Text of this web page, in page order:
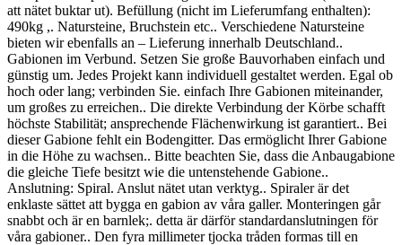
att nätet buktar ut). Befüllung (nicht im Lieferumfang enthalten):
490kg ,. Natursteine, Bruchstein etc.. Verschiedene Natursteine
bieten wir ebenfalls an – Lieferung innerhalb Deutschland..
Gabionen im Verbund. Setzen Sie große Bauvorhaben einfach und
günstig um. Jedes Projekt kann individuell gestaltet werden. Egal ob
hoch oder lang; verbinden Sie. einfach Ihre Gabionen miteinander,
um großes zu erreichen.. Die direkte Verbindung der Körbe schafft
höchste Stabilität; ansprechende Flächenwirkung ist garantiert.. Bei
dieser Gabione fehlt ein Bodengitter. Das ermöglicht Ihrer Gabione
in die Höhe zu wachsen.. Bitte beachten Sie, dass die Anbaugabione
die gleiche Tiefe besitzt wie die untenstehende Gabione..
Anslutning: Spiral. Anslut nätet utan verktyg.. Spiraler är det
enklaste sättet att bygga en gabion av våra galler. Monteringen går
snabbt och är en barnlek;. detta är därför standardanslutningen för
våra gabioner.. Den fyra millimeter tjocka tråden formas till en